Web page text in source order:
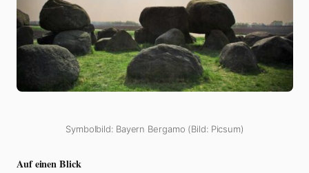
Symbolbild: Bayern Bergamo (Bild: Picsum)
Auf einen Blick